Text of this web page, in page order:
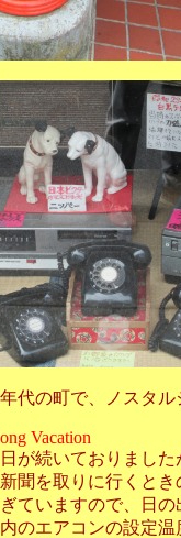
代の町で、ノスタ
Vacation
が続いておりまし
聞を取りに行くと
ていますので、日
のエアコンの設定